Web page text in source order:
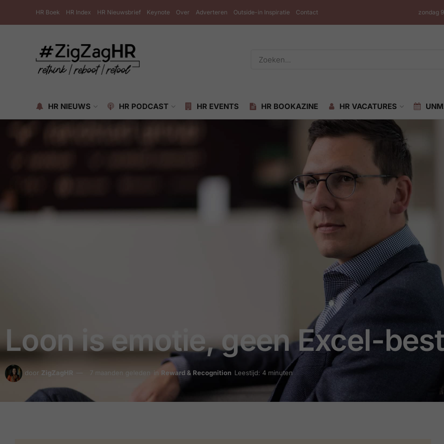
HR Boek HR Index HR Nieuwsbrief Keynote Over Adverteren Outside-in Inspiratie Contact zondag
HR NIEUWS HR PODCAST HR EVENTS HR BOOKAZINE HR VACATURES
Loon is emotie, geen Excel-
door ZigZagHR 7 maanden geleden in Reward & Recognition Leestijd: 4 minuten